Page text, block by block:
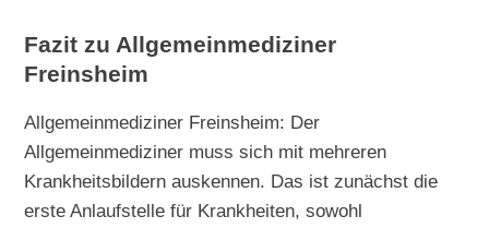
Fazit zu Allgemeinmediziner
Freinsheim
Allgemeinmediziner Freinsheim: Der
Allgemeinmediziner muss sich mit mehreren
Krankheitsbildern auskennen. Das ist zunächst die
erste Anlaufstelle für Krankheiten, sowohl